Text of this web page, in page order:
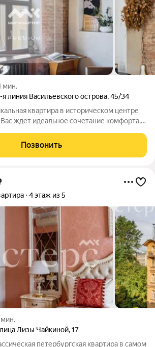
мин.
я линия Васильевского острова,45/34
квартира в историческом центре
ждет идеальное сочетание комфорта,
Знаковые достопримечательности,
и
Позвонить
4 этаж из 5
мин.
Лизы Чайкиной,17
петербургская квартира в самом